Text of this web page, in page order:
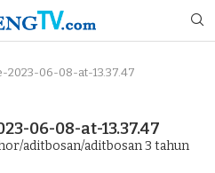
2023-06-08-at-13.37.47
06-08-at-13.37.47
aditbosan/aditbosan3 tahun